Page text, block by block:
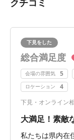
クチコミ
下見をした
総合満足度
会場の雰囲気 5
ロケーション 4
下見・オンライン
大満足！素敵
私たちは県内在